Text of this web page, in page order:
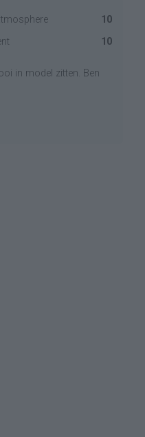
10
10
in model zitten. Ben